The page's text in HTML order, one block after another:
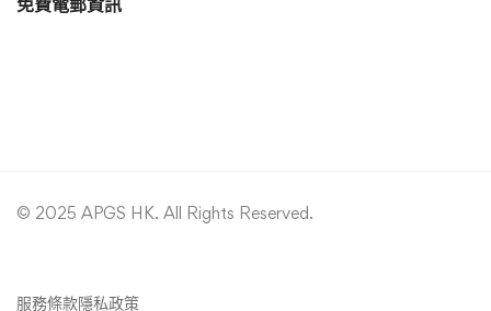
© 2025 APGS HK. All Rights Reserved.
服務條款隱私政策